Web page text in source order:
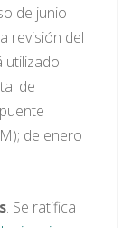
de junio
revisión del
utilizado
de
de enero
. Se ratifica